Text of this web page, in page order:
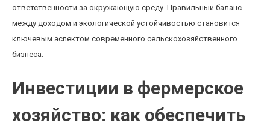
ответственности за окружающую среду. Правильный баланс
между доходом и экологической устойчивостью становится
ключевым аспектом современного сельскохозяйственного
бизнеса.
Инвестиции в фермерское
хозяйство: как обеспечить